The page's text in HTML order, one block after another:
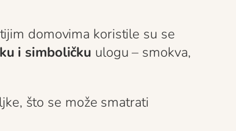
domovima koristile su se
i simboličku ulogu – smokva,
što se može smatrati